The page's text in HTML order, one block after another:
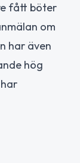
fått böter
om
har även
hög